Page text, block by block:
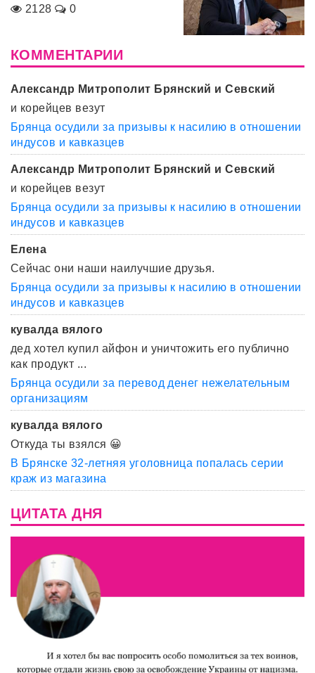
2128
0
КОММЕНТАРИИ
Александр Митрополит Брянский и Севский
и корейцев везут
Брянца осудили за призывы к насилию в отношении
индусов и кавказцев
Александр Митрополит Брянский и Севский
и корейцев везут
Брянца осудили за призывы к насилию в отношении
индусов и кавказцев
Елена
Сейчас они наши наилучшие друзья.
Брянца осудили за призывы к насилию в отношении
индусов и кавказцев
кувалда вялого
дед хотел купил айфон и уничтожить его публично
как продукт ...
Брянца осудили за перевод денег нежелательным
организациям
кувалда вялого
Откуда ты взялся 😀
В Брянске 32-летняя уголовница попалась серии
краж из магазина
ЦИТАТА ДНЯ